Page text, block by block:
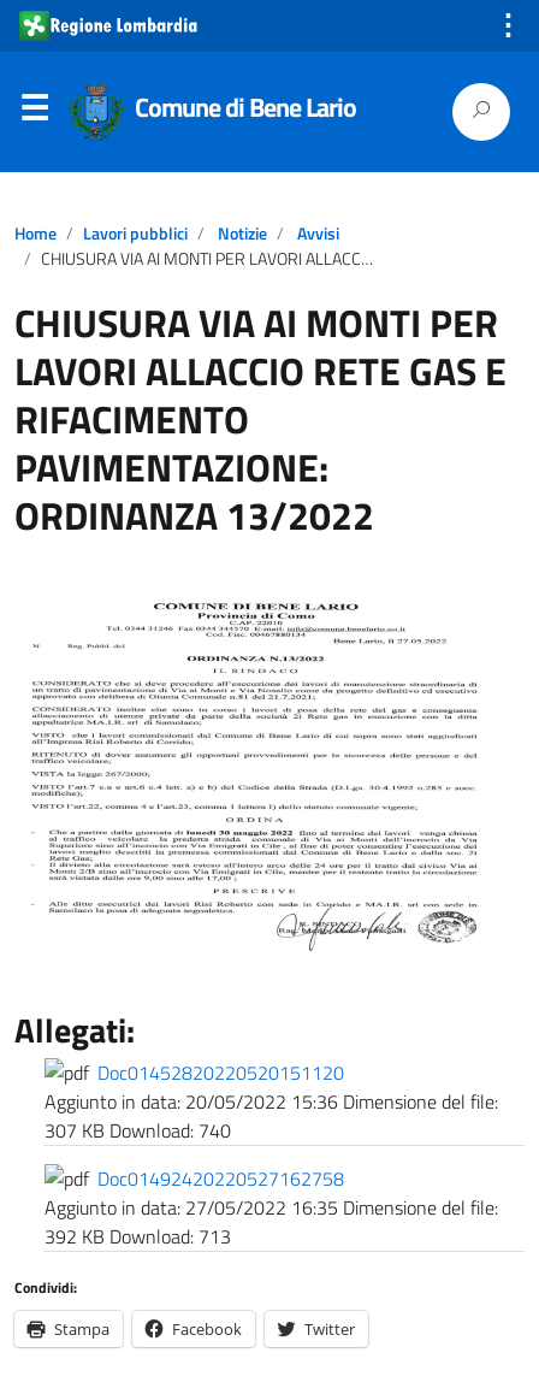
⋮
Comune di Bene Lario
Home Lavori pubblici Notizie
Avvisi
CHIUSURA VIA AI MONTI PER LAVORI ALLACCIO RETE GAS E RIFACIMENTO PAVIMENTAZIONE: ORDINANZA 13/2022
CHIUSURA VIA AI MONTI PER
LAVORI ALLACCIO RETE GAS E
RIFACIMENTO
PAVIMENTAZIONE:
ORDINANZA 13/2022
Allegati:
Doc01452820220520151120
Aggiunto in data: 20/05/2022 15:36 Dimensione del file:
307 KB Download: 740
Doc01492420220527162758
Aggiunto in data: 27/05/2022 16:35 Dimensione del file:
392 KB Download: 713
Condividi:
Stampa Facebook Twitter